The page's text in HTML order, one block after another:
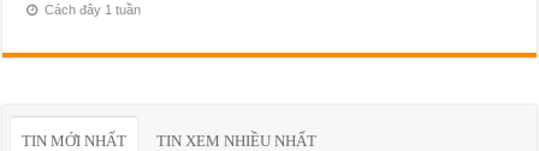
Cách đây 1 tuần
TIN MỚI NHẤT TIN XEM NHIỀU NHẤT